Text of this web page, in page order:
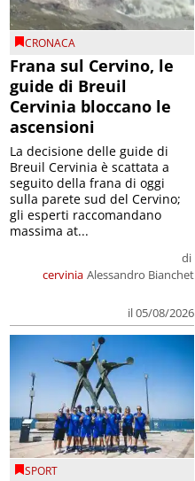
CRONACA
Frana sul Cervino, le
guide di Breuil
Cervinia bloccano le
ascensioni
cervinia
di
Alessandro Bianchet
il 05/08/2026
La decisione delle guide di
Breuil Cervinia è scattata a
seguito della frana di oggi
sulla parete sud del Cervino;
gli esperti raccomandano
massima at...
SPORT